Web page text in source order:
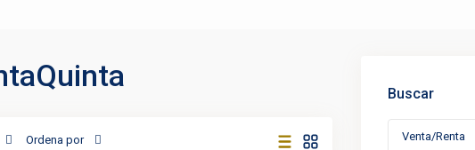
Ordena por
Buscar
Venta/Renta